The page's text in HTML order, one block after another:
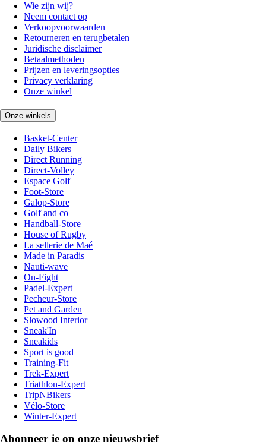
Wie zijn wij?
Neem contact op
Verkoopvoorwaarden
Retourneren en terugbetalen
Juridische disclaimer
Betaalmethoden
Prijzen en leveringsopties
Privacy verklaring
Onze winkel
Onze winkels
Basket-Center
Daily Bikers
Direct Running
Direct-Volley
Espace Golf
Foot-Store
Galop-Store
Golf and co
Handball-Store
House of Rugby
La sellerie de Maé
Made in Paradis
Nauti-wave
On-Fight
Padel-Expert
Pecheur-Store
Pet and Garden
Slowood Interior
Sneak'In
Sneakids
Sport is good
Training-Fit
Trek-Expert
Triathlon-Expert
TripNBikers
Vélo-Store
Winter-Expert
Abonneer je op onze nieuwsbrief